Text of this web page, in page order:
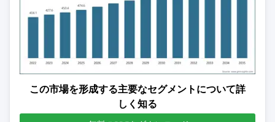
この市場を形成する主要なセグメントについて詳
しく知る